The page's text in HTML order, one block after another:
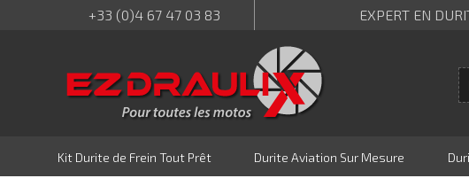
+33 (0)4 67 47 03 83 EXPERT EN
Kit Durite de Frein Tout Prêt Durite Aviation Sur Mesure